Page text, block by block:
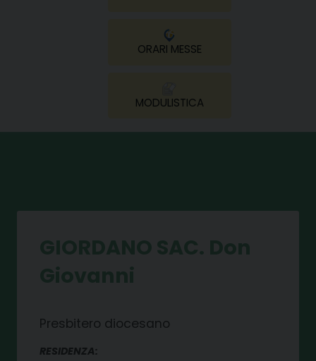
ORARI MESSE
MODULISTICA
Presbitero diocesano
RESIDENZA: